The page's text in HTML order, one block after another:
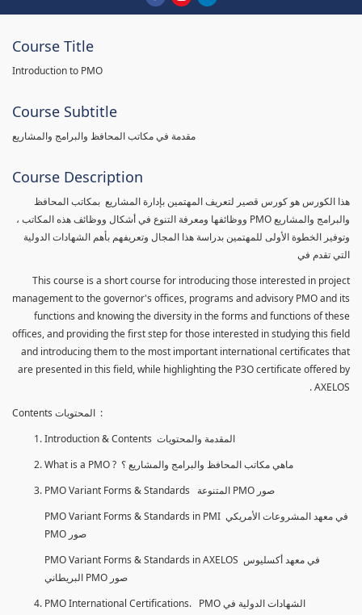
Course Title
Introduction to PMO
Course Subtitle
مقدمة في مكاتب المحافظ والبرامج والمشاريع
Course Description
هذا الكورس هو كورس قصير لتعريف المهتمين بإدارة المشاريع بمكاتب المحافظ
والبرامج والمشاريع PMO ووظائفها ومعرفة التنوع في أشكال ووظائف هذه المكاتب ،
وتوفير الخطوة الأولى للمهتمين بدراسة هذا المجال وتعريفهم بأهم الشهادات الدولية
التي تقدم في
This course is a short course for introducing those interested in project
management to the governor's offices, programs and advisory PMO and its
functions and knowing the diversity in the forms and functions of these
offices, and providing the first step for those interested in studying this field
and introducing them to the most important international certificates that
are presented in this field, while highlighting the P3O certificate offered by
AXELOS .
Contents المحتويات :
Introduction & Contents المقدمة والمحتويات
What is a PMO ? ماهي مكاتب المحافظ والبرامج والمشاريع ؟
PMO Variant Forms & Standards المتنوعة PMO صور
PMO Variant Forms & Standards in PMI في معهد المشروعات الأمريكي
PMO صور
PMO Variant Forms & Standards in AXELOS في معهد أكسليوس
البريطاني PMO صور
PMO International Certifications. PMO الشهادات الدولية في